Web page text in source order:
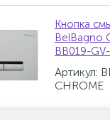
Кнопка
BelBagno
BB019-
Артикул:
CHROME